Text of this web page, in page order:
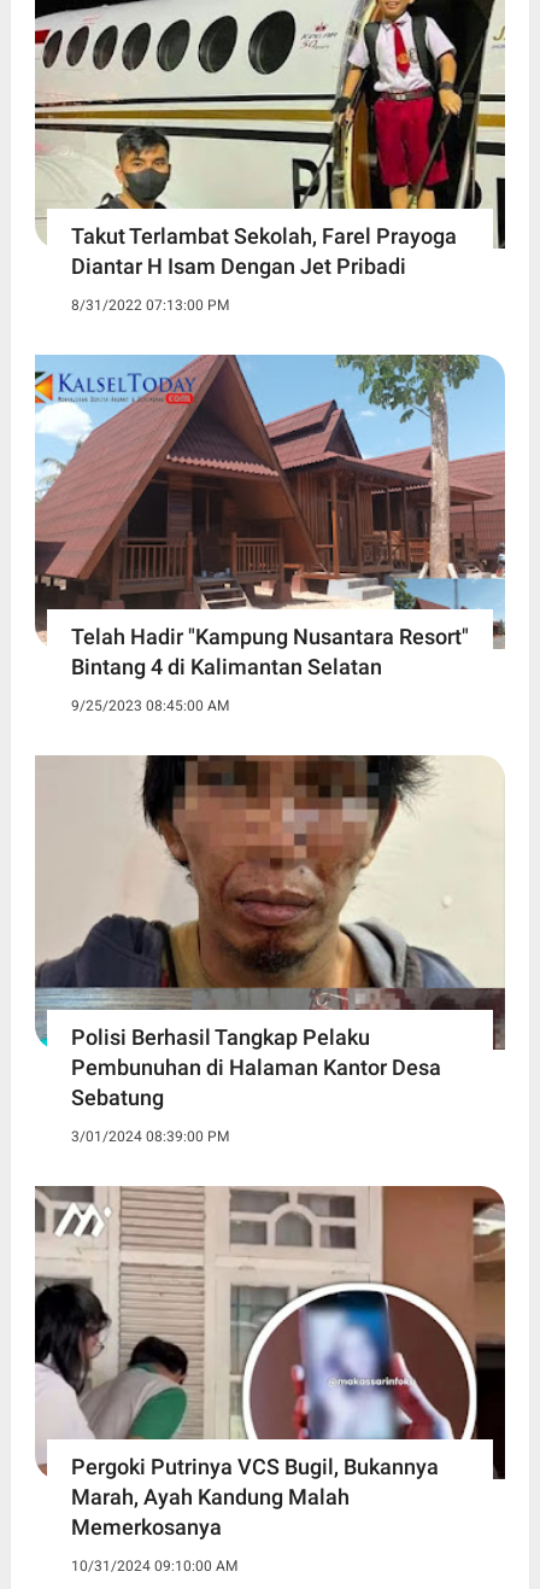
Takut Terlambat Sekolah, Farel Prayoga
Diantar H Isam Dengan Jet Pribadi
8/31/2022 07:13:00 PM
Telah Hadir "Kampung Nusantara Resort"
Bintang 4 di Kalimantan Selatan
9/25/2023 08:45:00 AM
Polisi Berhasil Tangkap Pelaku
Pembunuhan di Halaman Kantor Desa
Sebatung
3/01/2024 08:39:00 PM
Pergoki Putrinya VCS Bugil, Bukannya
Marah, Ayah Kandung Malah
Memerkosanya
10/31/2024 09:10:00 AM